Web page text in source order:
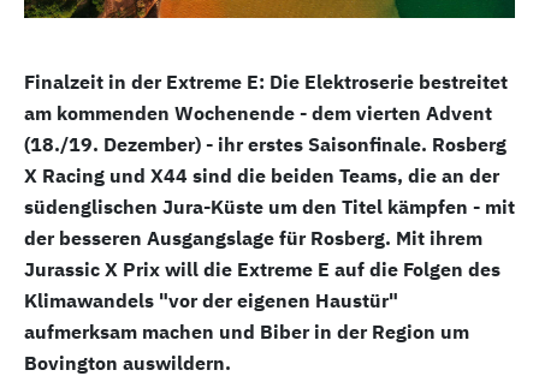
Finalzeit in der Extreme E: Die Elektroserie bestreitet
am kommenden Wochenende - dem vierten Advent
(18./19. Dezember) - ihr erstes Saisonfinale. Rosberg
X Racing und X44 sind die beiden Teams, die an der
südenglischen Jura-Küste um den Titel kämpfen - mit
der besseren Ausgangslage für Rosberg. Mit ihrem
Jurassic X Prix will die Extreme E auf die Folgen des
Klimawandels "vor der eigenen Haustür"
aufmerksam machen und Biber in der Region um
Bovington auswildern.